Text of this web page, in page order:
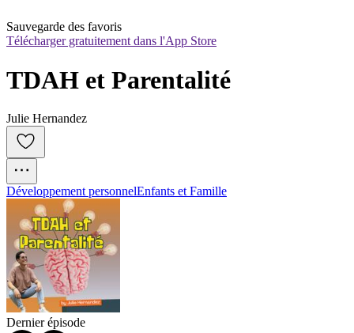
Sauvegarde des favoris
Télécharger gratuitement dans l'App Store
TDAH et Parentalité
Julie Hernandez
Développement personnelEnfants et Famille
Dernier épisode